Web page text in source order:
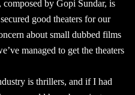
by Gopi Sundar, is
good theaters for our
about small dubbed films
managed to get the theaters
is thrillers, and if I had